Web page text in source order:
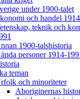
under 1900-talet
och handel
teknik och
1900-talshistoria
personer 1914-
teman
och minoriteter
Aboriginernas